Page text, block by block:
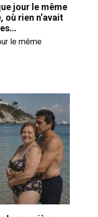
jour le même
où rien n’avait
le même